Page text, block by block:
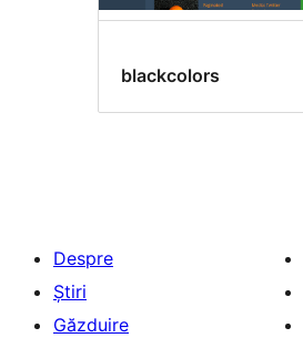
blackcolors
Despre
Știri
Găzduire